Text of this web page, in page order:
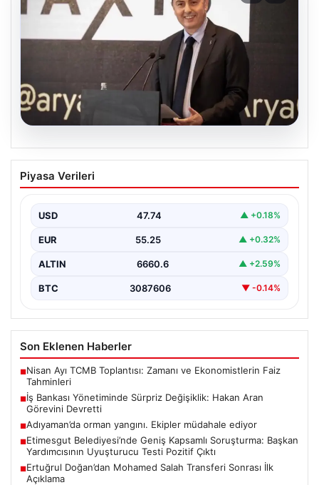
İş Bankası Yönetiminde Sürpriz
Değişiklik: Hakan Aran Görevini
Türkiye’nin köklü bankalarından İş Bankası’nda yönetim
Bankanın uzun…
Piyasa Verileri
USD 47.74 ▲ +0.18%
EUR 55.25 ▲ +0.32%
ALTIN 6660.6 ▲ +2.59%
BTC 3087606 ▼ -0.14%
Son Eklenen Haberler
■Nisan Ayı TCMB Toplantısı: Zamanı ve Ekonomistlerin Faiz
Tahminleri
■İş Bankası Yönetiminde Sürpriz Değişiklik: Hakan Aran
Görevini Devretti
■Adıyaman’da orman yangını. Ekipler müdahale ediyor
■Etimesgut Belediyesi’nde Geniş Kapsamlı Soruşturma: Başkan
Yardımcısının Uyuşturucu Testi Pozitif Çıktı
■Ertuğrul Doğan’dan Mohamed Salah Transferi Sonrası İlk
Açıklama